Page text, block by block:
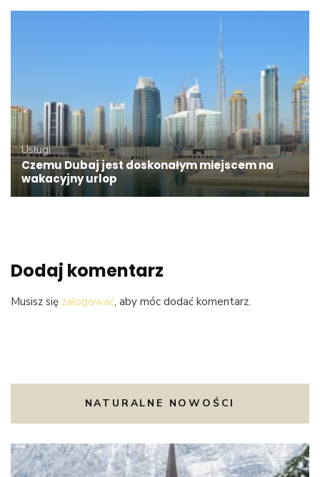
Usługi
Czemu Dubaj jest doskonałym miejscem na
wakacyjny urlop
Dodaj komentarz
Musisz się zalogować, aby móc dodać komentarz.
NATURALNE NOWOŚCI